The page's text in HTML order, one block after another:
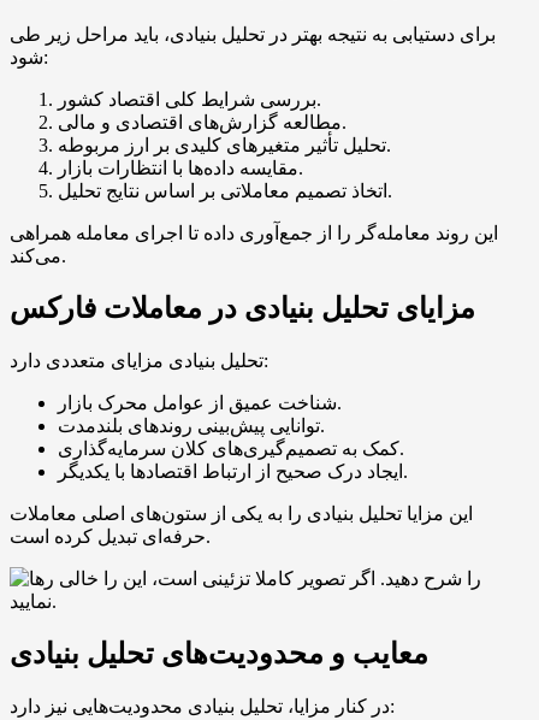
برای دستیابی به نتیجه بهتر در تحلیل بنیادی، باید مراحل زیر طی
شود:
بررسی شرایط کلی اقتصاد کشور.
مطالعه گزارش‌های اقتصادی و مالی.
تحلیل تأثیر متغیرهای کلیدی بر ارز مربوطه.
مقایسه داده‌ها با انتظارات بازار.
اتخاذ تصمیم معاملاتی بر اساس نتایج تحلیل.
این روند معامله‌گر را از جمع‌آوری داده تا اجرای معامله همراهی
می‌کند.
مزایای تحلیل بنیادی در معاملات فارکس
تحلیل بنیادی مزایای متعددی دارد:
شناخت عمیق از عوامل محرک بازار.
توانایی پیش‌بینی روندهای بلندمدت.
کمک به تصمیم‌گیری‌های کلان سرمایه‌گذاری.
ایجاد درک صحیح از ارتباط اقتصادها با یکدیگر.
این مزایا تحلیل بنیادی را به یکی از ستون‌های اصلی معاملات
حرفه‌ای تبدیل کرده است.
معایب و محدودیت‌های تحلیل بنیادی
در کنار مزایا، تحلیل بنیادی محدودیت‌هایی نیز دارد: